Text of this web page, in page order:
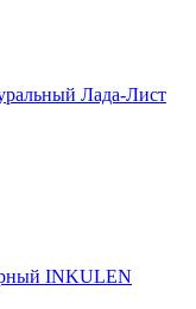
Лада-Лист
INKULEN